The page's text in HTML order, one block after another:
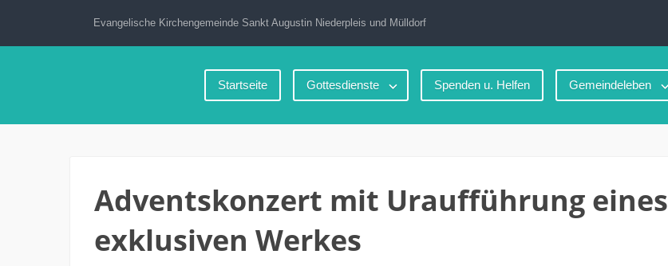
springen
Evangelische Kirchengemeinde Sankt Augustin Niederpleis und Mülldorf
Startseite Gottesdienste Spenden u. Helfen Gemeindeleben
Adventskonzert mit Uraufführung eines
exklusiven Werkes